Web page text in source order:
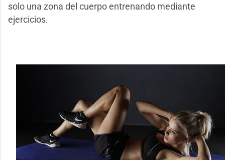
solo una zona del cuerpo entrenando mediante
ejercicios.